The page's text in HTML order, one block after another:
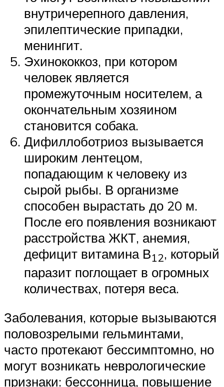
внутричерепного давления,
эпилептические припадки,
менингит.
Эхинококкоз, при котором
человек является
промежуточным носителем, а
окончательным хозяином
становится собака.
Дифиллоботриоз вызывается
широким лентецом,
попадающим к человеку из
сырой рыбы. В организме
способен вырастать до 20 м.
После его появления возникают
расстройства ЖКТ, анемия,
дефицит витамина В12, который
паразит поглощает в огромных
количествах, потеря веса.
Заболевания, которые вызываются
половозрелыми гельминтами,
часто протекают бессимптомно, но
могут возникать неврологические
признаки: бессонница, повышение